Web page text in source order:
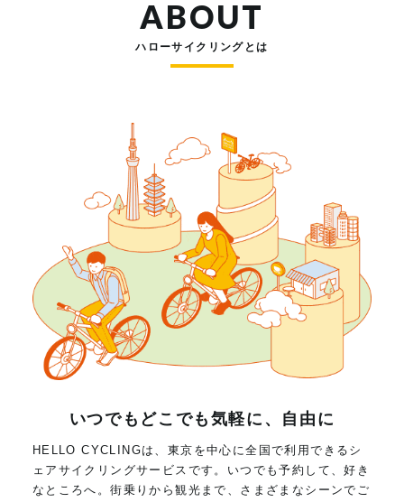
ABOUT
ハローサイクリングとは
いつでもどこでも気軽に、自由に
HELLO CYCLINGは、東京を中心に全国で利用できるシ
ェアサイクリングサービスです。いつでも予約して、好き
なところへ。街乗りから観光まで、さまざまなシーンでご